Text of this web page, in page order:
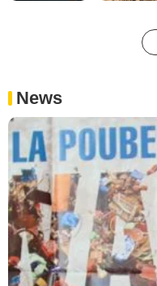
News